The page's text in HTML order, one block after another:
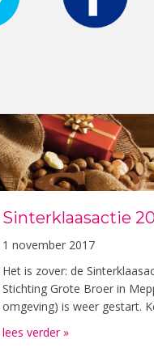
Sinterklaasactie
1 november 2017
Het is zover: de
Stichting Grote Broer in
omgeving) is weer gestart.
lees verder »about